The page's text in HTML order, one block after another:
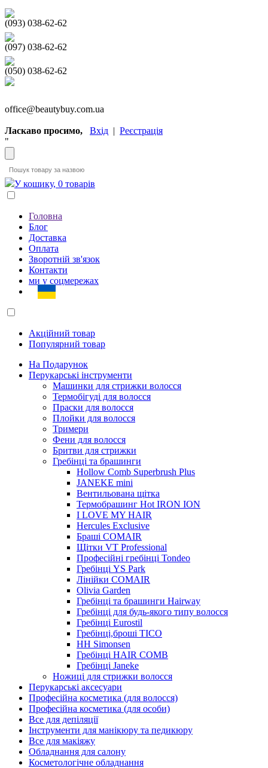
(093) 038-62-62
(097) 038-62-62
(050) 038-62-62
office@beautybuy.com.ua
Ласкаво просимо, Вхід | Реєстрація
"
У кошику, 0 товарів
Головна
Блог
Доставка
Оплата
Зворотній зв'язок
Контакти
ми у соцмережах
Акційний товар
Популярний товар
На Подарунок
Перукарські інструменти
Машинки для стрижки волосся
Термобігуді для волосся
Праски для волосся
Плойки для волосся
Тримери
Фени для волосся
Бритви для стрижки
Гребінці та брашинги
Hollow Comb Superbrush Plus
JANEKE mini
Вентильована щітка
Термобрашинг Hot IRON ION
I LOVE MY HAIR
Hercules Exclusive
Браші COMAIR
Щітки VT Professional
Професійні гребінці Tondeo
Гребінці YS Park
Лінійки COMAIR
Olivia Garden
Гребінці та брашинги Hairway
Гребінці для будь-якого типу волосся
Гребінці Eurostil
Гребінці,броші TICO
HH Simonsen
Гребінці HAIR COMB
Гребінці Janeke
Ножиці для стрижки волосся
Перукарські аксесуари
Професійна косметика (для волосся)
Професійна косметика (для особи)
Все для депіляції
Інструменти для манікюру та педикюру
Все для макіяжу
Обладнання для салону
Косметологічне обладнання